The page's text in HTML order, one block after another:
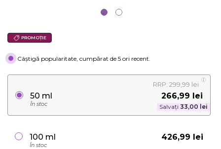
PROMOȚIE
Câștigă popularitate, cumpărat de 5 ori recent.
266,99 lei
Salvați 33,00 lei
50 ml
În stoc
RRP: 299,99 lei
426,99 lei
100 ml
În stoc